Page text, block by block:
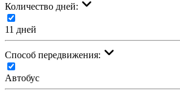
Количество дней:
11 дней
Cпособ передвижения:
Автобус